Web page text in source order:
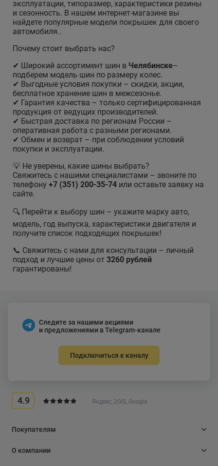
эксплуатации, типоразмер, характеристики резины
и сезонность. В нашем интернет-магазине вы
найдете популярные модели покрышек для своего
автомобиля..
Почему стоит выбрать нас?
✔ Широкий ассортимент шин в Челябинске–
подберем модель шин по размеру колес.
✔ Выгодные условия покупки – скидки, акции,
бесплатное хранение шин в межсезонье.
✔ Гарантия качества – только сертифицированная
продукция от ведущих производителей.
✔ Быстрая доставка по регионам России –
оперативная работа с разными регионами.
✔ Обмен и возврат – при соблюдении условий
покупки и эксплуатации.
💡 Не уверены, какие шины выбрать?
Свяжитесь с нашими специалистами – звоните по
телефону +7 (351) 200-35-74 или оставьте заявку на
сайте.
🔍 Перейти к выбору шин – укажите марку авто,
модель, год выпуска, характеристики двигателя и
получите список подходящих покрышек!
📞 Свяжитесь с нами для консультации – личный
подход и лучшие цены от 3260 рублей
гарантированы!
Следите за нашими акциями
и предложениями в Telegram-канале
Подключиться к каналу
4.9 Яндекс, 2GIS, Google
Покупателям
О компании